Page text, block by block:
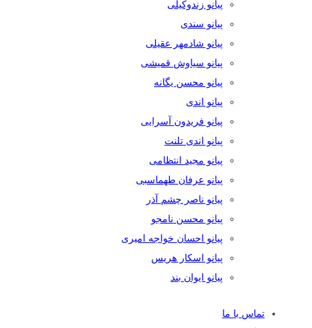
پیانو زندوکیلی
پیانو سندی
پیانو شادمهر عقیلی
پیانو سیاوش قمیشی
پیانو محسن یگانه
پیانو اندی
پیانو فریدون آسرایی
پیانو اندی تلنت
پیانو مجید انتظامی
پیانو عرفان طهماسبی
پیانو ناصر چشم آذر
پیانو محسن نامجو
پیانو احسان خواجه امیری
پیانو اسکار هریس
پیانو ایوان بند
تماس با ما